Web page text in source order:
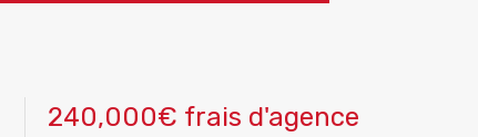
240,000€ frais d'agence